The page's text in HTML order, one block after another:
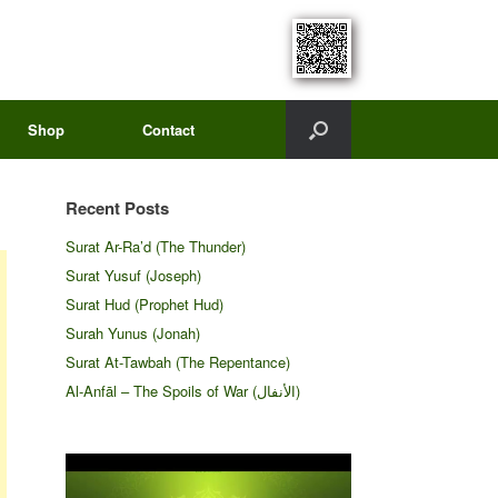
Shop Contact
Recent Posts
Surat Ar-Ra’d (The Thunder)
Surat Yusuf (Joseph)
Surat Hud (Prophet Hud)
Surah Yunus (Jonah)
Surat At-Tawbah (The Repentance)
Al-Anfāl – The Spoils of War (الأنفال‎)